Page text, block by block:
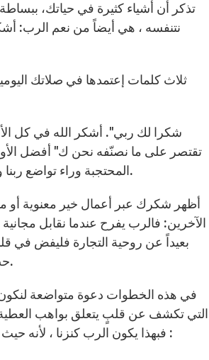
نتنفسه ، هي أيضاً من نعم الرب:
تقتصر على ما نصنّفه نحن ك" أفضل
المحتجبة وراء تواضع ربنا وأبينا السماوي العظيم.
الآخرين: فالرب يفرح عندما نقابل مجانية
بعيداً عن روحية التجارة فليفض في
حب ورحمة صوب الآخر.
في هذه الخطوات دعوة متواضعة لنكون
التي تكشف عن قلبٍ يتعلق بواهب العطية
: فبهذا يكون الرب كنزنا ، لأنه